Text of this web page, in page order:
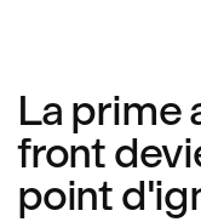
La prime
front
point